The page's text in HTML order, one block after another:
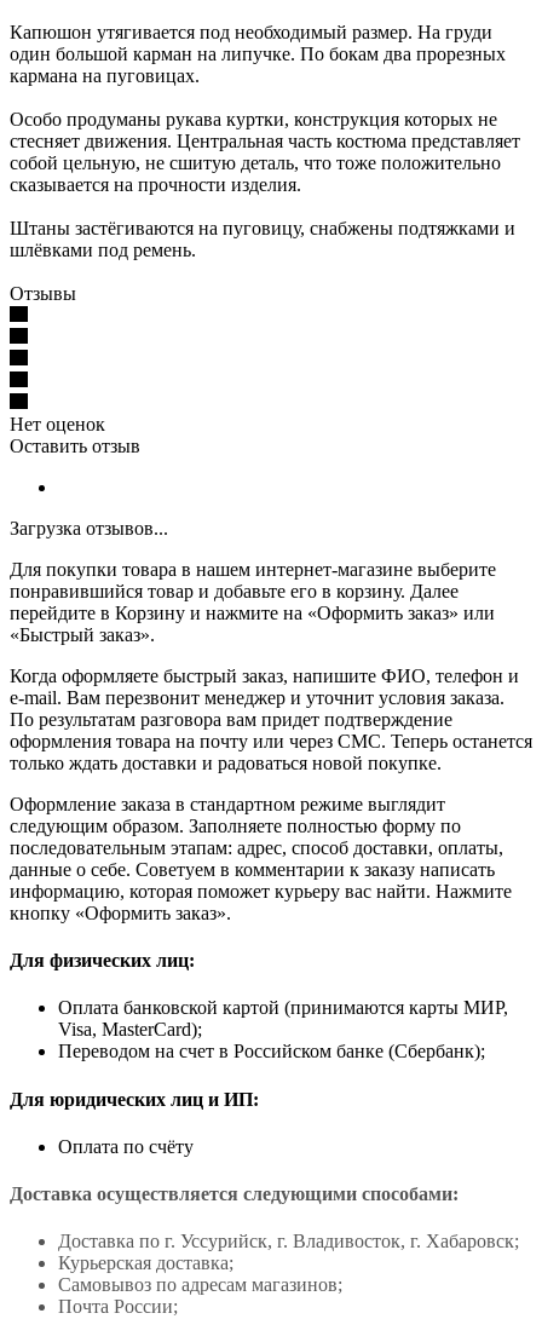
Капюшон утягивается под необходимый размер. На груди
один большой карман на липучке. По бокам два прорезных
кармана на пуговицах.
Особо продуманы рукава куртки, конструкция которых не
стесняет движения. Центральная часть костюма представляет
собой цельную, не сшитую деталь, что тоже положительно
сказывается на прочности изделия.
Штаны застёгиваются на пуговицу, снабжены подтяжками и
шлёвками под ремень.
Отзывы
Нет оценок
Оставить отзыв
Загрузка отзывов...
Для покупки товара в нашем интернет-магазине выберите
понравившийся товар и добавьте его в корзину. Далее
перейдите в Корзину и нажмите на «Оформить заказ» или
«Быстрый заказ».
Когда оформляете быстрый заказ, напишите ФИО, телефон и
e-mail. Вам перезвонит менеджер и уточнит условия заказа.
По результатам разговора вам придет подтверждение
оформления товара на почту или через СМС. Теперь останется
только ждать доставки и радоваться новой покупке.
Оформление заказа в стандартном режиме выглядит
следующим образом. Заполняете полностью форму по
последовательным этапам: адрес, способ доставки, оплаты,
данные о себе. Советуем в комментарии к заказу написать
информацию, которая поможет курьеру вас найти. Нажмите
кнопку «Оформить заказ».
Для физических лиц:
Оплата банковской картой (принимаются карты МИР,
Visa, MasterCard);
Переводом на счет в Российском банке (Сбербанк);
Для юридических лиц и ИП:
Оплата по счёту
Доставка осуществляется следующими способами:
Доставка по г. Уссурийск, г. Владивосток, г. Хабаровск;
Курьерская доставка;
Самовывоз по адресам магазинов;
Почта России;